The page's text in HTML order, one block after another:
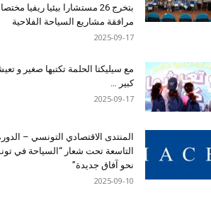
بتخرج 26 مستشارا بيئيا ريفيا
مرافقة مشاريع السياحة الفلاحية
2025-09-17
مع سيليكتا الحلمة تكتبها صغير و
كبير …
2025-09-17
المنتدى الاقتصادي التونسي –
التاسعة تحت شعار “السياحة في
نحو آفاق جديدة”
2025-09-10